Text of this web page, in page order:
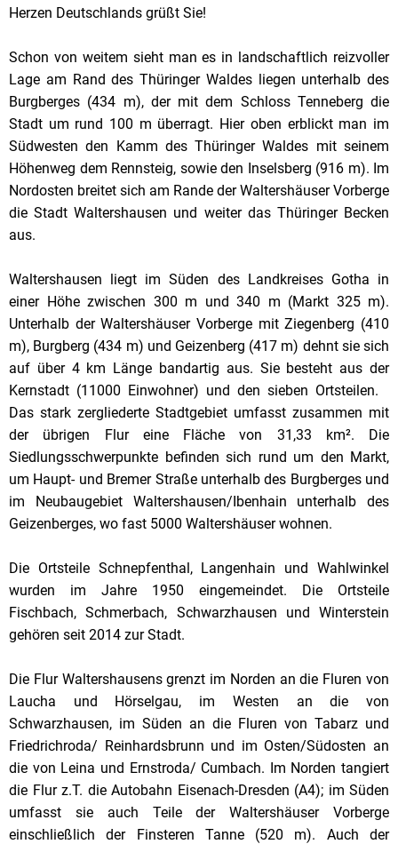
Herzen Deutschlands grüßt Sie!
Schon von weitem sieht man es in landschaftlich reizvoller
Lage am Rand des Thüringer Waldes liegen unterhalb des
Burgberges (434 m), der mit dem Schloss Tenneberg die
Stadt um rund 100 m überragt. Hier oben erblickt man im
Südwesten den Kamm des Thüringer Waldes mit seinem
Höhenweg dem Rennsteig, sowie den Inselsberg (916 m). Im
Nordosten breitet sich am Rande der Waltershäuser Vorberge
die Stadt Waltershausen und weiter das Thüringer Becken
aus.
Waltershausen liegt im Süden des Landkreises Gotha in
einer Höhe zwischen 300 m und 340 m (Markt 325 m).
Unterhalb der Waltershäuser Vorberge mit Ziegenberg (410
m), Burgberg (434 m) und Geizenberg (417 m) dehnt sie sich
auf über 4 km Länge bandartig aus. Sie besteht aus der
Kernstadt (11000 Einwohner) und den sieben Ortsteilen.
Das stark zergliederte Stadtgebiet umfasst zusammen mit
der übrigen Flur eine Fläche von 31,33 km². Die
Siedlungsschwerpunkte befinden sich rund um den Markt,
um Haupt- und Bremer Straße unterhalb des Burgberges und
im Neubaugebiet Waltershausen/Ibenhain unterhalb des
Geizenberges, wo fast 5000 Waltershäuser wohnen.
Die Ortsteile Schnepfenthal, Langenhain und Wahlwinkel
wurden im Jahre 1950 eingemeindet. Die Ortsteile
Fischbach, Schmerbach, Schwarzhausen und Winterstein
gehören seit 2014 zur Stadt.
Die Flur Waltershausens grenzt im Norden an die Fluren von
Laucha und Hörselgau, im Westen an die von
Schwarzhausen, im Süden an die Fluren von Tabarz und
Friedrichroda/ Reinhardsbrunn und im Osten/Südosten an
die von Leina und Ernstroda/ Cumbach. Im Norden tangiert
die Flur z.T. die Autobahn Eisenach-Dresden (A4); im Süden
umfasst sie auch Teile der Waltershäuser Vorberge
einschließlich der Finsteren Tanne (520 m). Auch der